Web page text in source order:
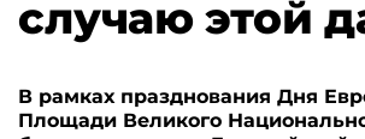
случаю этой
В рамках празднования Дня
Площади Великого